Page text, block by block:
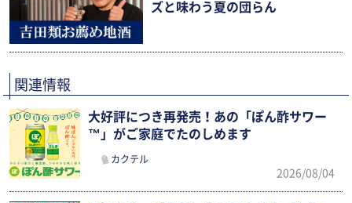
ズと味わう夏の団らん
関連情報
大好評につき再発売！あの「ぽん酢サワー
™」がご家庭でたのしめます
カクテル
2026/08/04